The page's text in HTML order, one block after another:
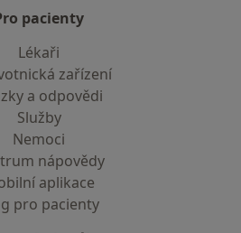
pacienty
Lékaři
zařízení
a odpovědi
Služby
Nemoci
nápovědy
aplikace
pro pacienty